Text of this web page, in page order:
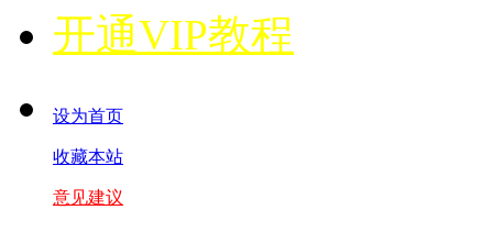
开通VIP教程
设为首页
收藏本站
意见建议